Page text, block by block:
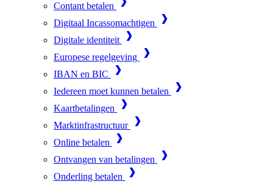
Contant betalen
Digitaal Incassomachtigen
Digitale identiteit
Europese regelgeving
IBAN en BIC
Iedereen moet kunnen betalen
Kaartbetalingen
Marktinfrastructuur
Online betalen
Ontvangen van betalingen
Onderling betalen